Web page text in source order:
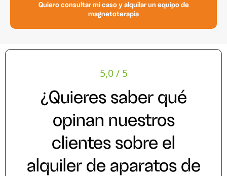
Quiero consultar mi caso y alquilar un equipo de
magnetoterapia
5,0/ 5
¿Quieres saber qué
opinan nuestros
clientes sobre el
alquiler de aparatos de